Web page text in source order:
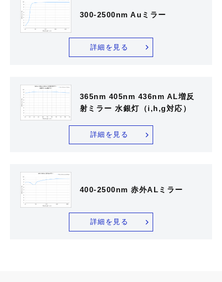
300-2500nm Auミラー
詳細を見る
365nm 405nm 436nm AL増反
射ミラー 水銀灯（i,h,g対応）
詳細を見る
400-2500nm 赤外ALミラー
詳細を見る